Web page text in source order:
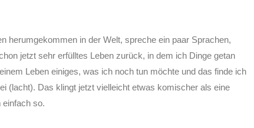
herumgekommen in der Welt, spreche ein paar Sprachen,
jetzt sehr erfülltes Leben zurück, in dem ich Dinge getan
Leben einiges, was ich noch tun möchte und das finde ich
(lacht). Das klingt jetzt vielleicht etwas komischer als eine
einfach so.